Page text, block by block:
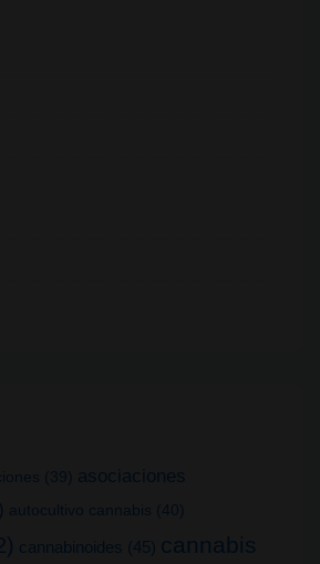
(39)
asociaciones
autocultivo cannabis (40)
cannabinoides (45) cannabis